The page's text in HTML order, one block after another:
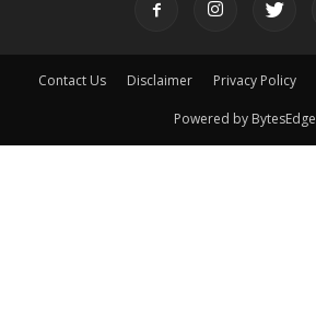
Contact Us Disclaimer Privacy Policy
Powered by BytesEdge